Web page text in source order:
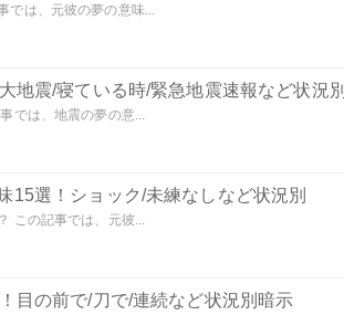
は、元彼の夢の意味...
地震/寝ている時/緊急地震速報など状況別
では、地震の夢の意...
15選！ショック/未練なしなど状況別
この記事では、元彼...
目の前で/刀で/連続など状況別暗示